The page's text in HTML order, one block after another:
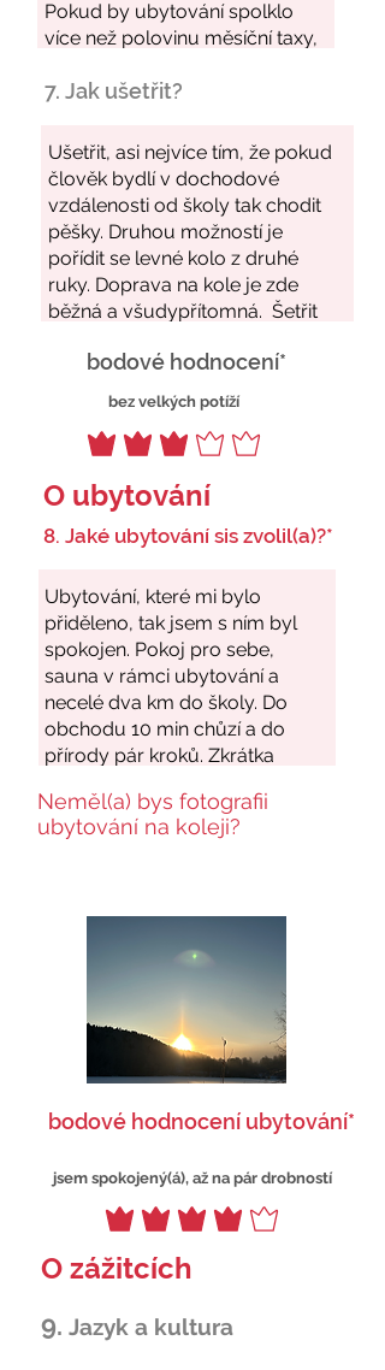
7. Jak ušetřit?
bodové hodnocení*
bez velkých potíží
O ubytování
8. Jaké ubytování sis zvolil(a)?*
Neměl(a) bys fotografii
ubytování na koleji?
bodové hodnocení ubytování*
jsem spokojený(á), až na pár drobností
O zážitcích
9. Jazyk a kultura